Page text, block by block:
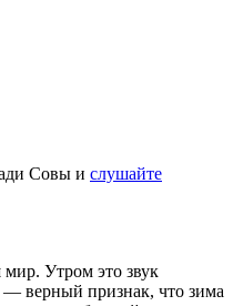
Совы и слушайте
мир. Утром это звук
верный признак, что зима